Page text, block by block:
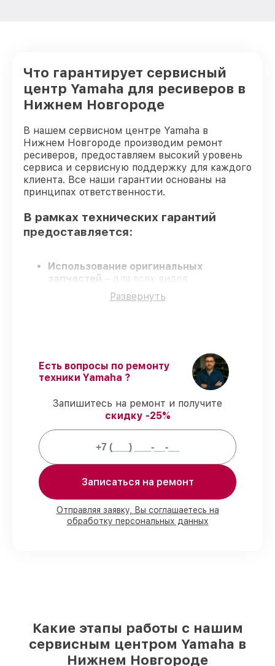
Что гарантирует сервисный
центр Yamaha для ресиверов в
Нижнем Новгороде
В нашем сервисном центре Yamaha в
Нижнем Новгороде производим ремонт
ресиверов, предоставляем высокий уровень
сервиса и сервисную поддержку для каждого
клиента. Все наши гарантии основаны на
принципах ответственности.
В рамках технических гарантий
предоставляется:
Использование оригинальных
запчастей – для всех видов
обслуживания ресиверов применяются
только оригинальные запчасти.
гарантируем завершение обслуживания
без задержек.
– официальная
гарантия на все виды работ.
Гарантии на обслуживание
ресиверов:
сервисов завершаем при клиенте
90%деталей готовы к установке,
остальное доставляем быстро
Подлинные запчасти и надёжные
Ответственность за вашу технику
Мы обеспечиваем качество
Развернуть
Есть вопросы по ремонту
техники Yamaha ?
Запишитесь на ремонт и получите
скидку -25%
Записаться на ремонт
Отправляя заявку, Вы соглашаетесь на
обработку персональных данных
Какие этапы работы с нашим
сервисным центром Yamaha в
Нижнем Новгороде